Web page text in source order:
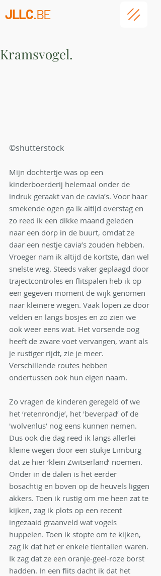
JLLC.BE
Kramsvogel.
©shutterstock
Mijn dochtertje was op een
kinderboerderij helemaal onder de
indruk geraakt van de cavia’s. Voor haar
smekende ogen ga ik altijd overstag en
zo reed ik een dikke maand geleden
naar een dorp in de buurt, omdat ze
daar een nestje cavia’s zouden hebben.
Vroeger nam ik altijd de kortste, dan wel
snelste weg. Steeds vaker geplaagd door
trajectcontroles en flitspalen heb ik op
een gegeven moment de wijk genomen
naar kleinere wegen. Vaak lopen ze door
velden en langs bosjes en zo zien we
ook weer eens wat. Het vorsende oog
heeft de zware voet vervangen, want als
je rustiger rijdt, zie je meer.
Verschillende routes hebben
ondertussen ook hun eigen naam.
Zo vragen de kinderen geregeld of we
het ‘retenrondje’, het 'beverpad’ of de
'wolvenlus’ nog eens kunnen nemen.
Dus ook die dag reed ik langs allerlei
kleine wegen door een stukje Limburg
dat ze hier ‘klein Zwitserland’ noemen.
Onder in de dalen is het eerder
bosachtig en boven op de heuvels liggen
akkers. Toen ik rustig om me heen zat te
kijken, zag ik plots op een recent
ingezaaid graanveld wat vogels
huppelen. Toen ik stopte om te kijken,
zag ik dat het er enkele tientallen waren.
Ik zag dat ze een oranje-geel-roze borst
hadden. In een flits dacht ik dat het